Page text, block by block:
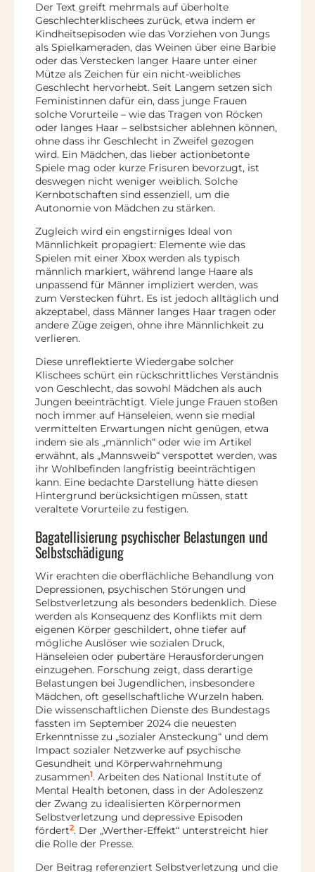
Der Text greift mehrmals auf überholte
Geschlechterklischees zurück, etwa indem er
Kindheitsepisoden wie das Vorziehen von Jungs
als Spielkameraden, das Weinen über eine Barbie
oder das Verstecken langer Haare unter einer
Mütze als Zeichen für ein nicht-weibliches
Geschlecht hervorhebt. Seit Langem setzen sich
Feministinnen dafür ein, dass junge Frauen
solche Vorurteile – wie das Tragen von Röcken
oder langes Haar – selbstsicher ablehnen können,
ohne dass ihr Geschlecht in Zweifel gezogen
wird. Ein Mädchen, das lieber actionbetonte
Spiele mag oder kurze Frisuren bevorzugt, ist
deswegen nicht weniger weiblich. Solche
Kernbotschaften sind essenziell, um die
Autonomie von Mädchen zu stärken.
Zugleich wird ein engstirniges Ideal von
Männlichkeit propagiert: Elemente wie das
Spielen mit einer Xbox werden als typisch
männlich markiert, während lange Haare als
unpassend für Männer impliziert werden, was
zum Verstecken führt. Es ist jedoch alltäglich und
akzeptabel, dass Männer langes Haar tragen oder
andere Züge zeigen, ohne ihre Männlichkeit zu
verlieren.
Diese unreflektierte Wiedergabe solcher
Klischees schürt ein rückschrittliches Verständnis
von Geschlecht, das sowohl Mädchen als auch
Jungen beeinträchtigt. Viele junge Frauen stoßen
noch immer auf Hänseleien, wenn sie medial
vermittelten Erwartungen nicht genügen, etwa
indem sie als „männlich“ oder wie im Artikel
erwähnt, als „Mannsweib“ verspottet werden, was
ihr Wohlbefinden langfristig beeinträchtigen
kann. Eine bedachte Darstellung hätte diesen
Hintergrund berücksichtigen müssen, statt
veraltete Vorurteile zu festigen.
Bagatellisierung psychischer Belastungen und
Selbstschädigung
Wir erachten die oberflächliche Behandlung von
Depressionen, psychischen Störungen und
Selbstverletzung als besonders bedenklich. Diese
werden als Konsequenz des Konflikts mit dem
eigenen Körper geschildert, ohne tiefer auf
mögliche Auslöser wie sozialen Druck,
Hänseleien oder pubertäre Herausforderungen
einzugehen. Forschung zeigt, dass derartige
Belastungen bei Jugendlichen, insbesondere
Mädchen, oft gesellschaftliche Wurzeln haben.
Die wissenschaftlichen Dienste des Bundestags
fassten im September 2024 die neuesten
Erkenntnisse zu „sozialer Ansteckung“ und dem
Impact sozialer Netzwerke auf psychische
Gesundheit und Körperwahrnehmung
zusammen1. Arbeiten des National Institute of
Mental Health betonen, dass in der Adoleszenz
der Zwang zu idealisierten Körpernormen
Selbstverletzung und depressive Episoden
fördert2. Der „Werther-Effekt“ unterstreicht hier
die Rolle der Presse.
Der Beitrag referenziert Selbstverletzung und die